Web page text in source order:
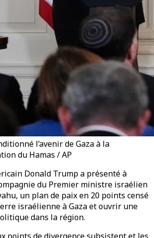
l’avenir de Gaza à la
du Hamas / AP
Donald Trump a présenté à
du Premier ministre israélien
un plan de paix en 20 points censé
israélienne à Gaza et ouvrir une
dans la région.